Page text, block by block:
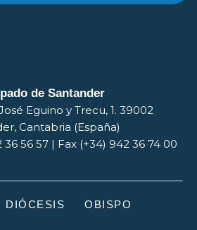
de Santander
Eguino y Trecu, 1. 39002
Cantabria (España)
56 57 | Fax (+34) 942 36 74 00
DIÓCESIS OBISPO